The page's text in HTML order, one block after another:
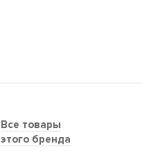
Все товары
этого бренда